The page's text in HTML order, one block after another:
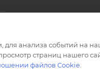
анализа событий на
страниц нашего
файлов Cookie